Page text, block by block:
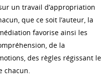
un travail d’appropriation
que ce soit l’auteur, la
favorise ainsi les
de la
des règles régissant le
chacun.